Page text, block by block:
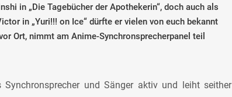
in „Die Tagebücher der Apothekerin“, doch auch als
in „Yuri!!! on Ice“ dürfte er vielen von euch bekannt
Ort, nimmt am Anime-Synchronsprecherpanel teil
Synchronsprecher und Sänger aktiv und leiht seither